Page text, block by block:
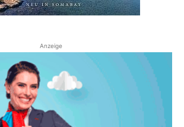
Anzeige